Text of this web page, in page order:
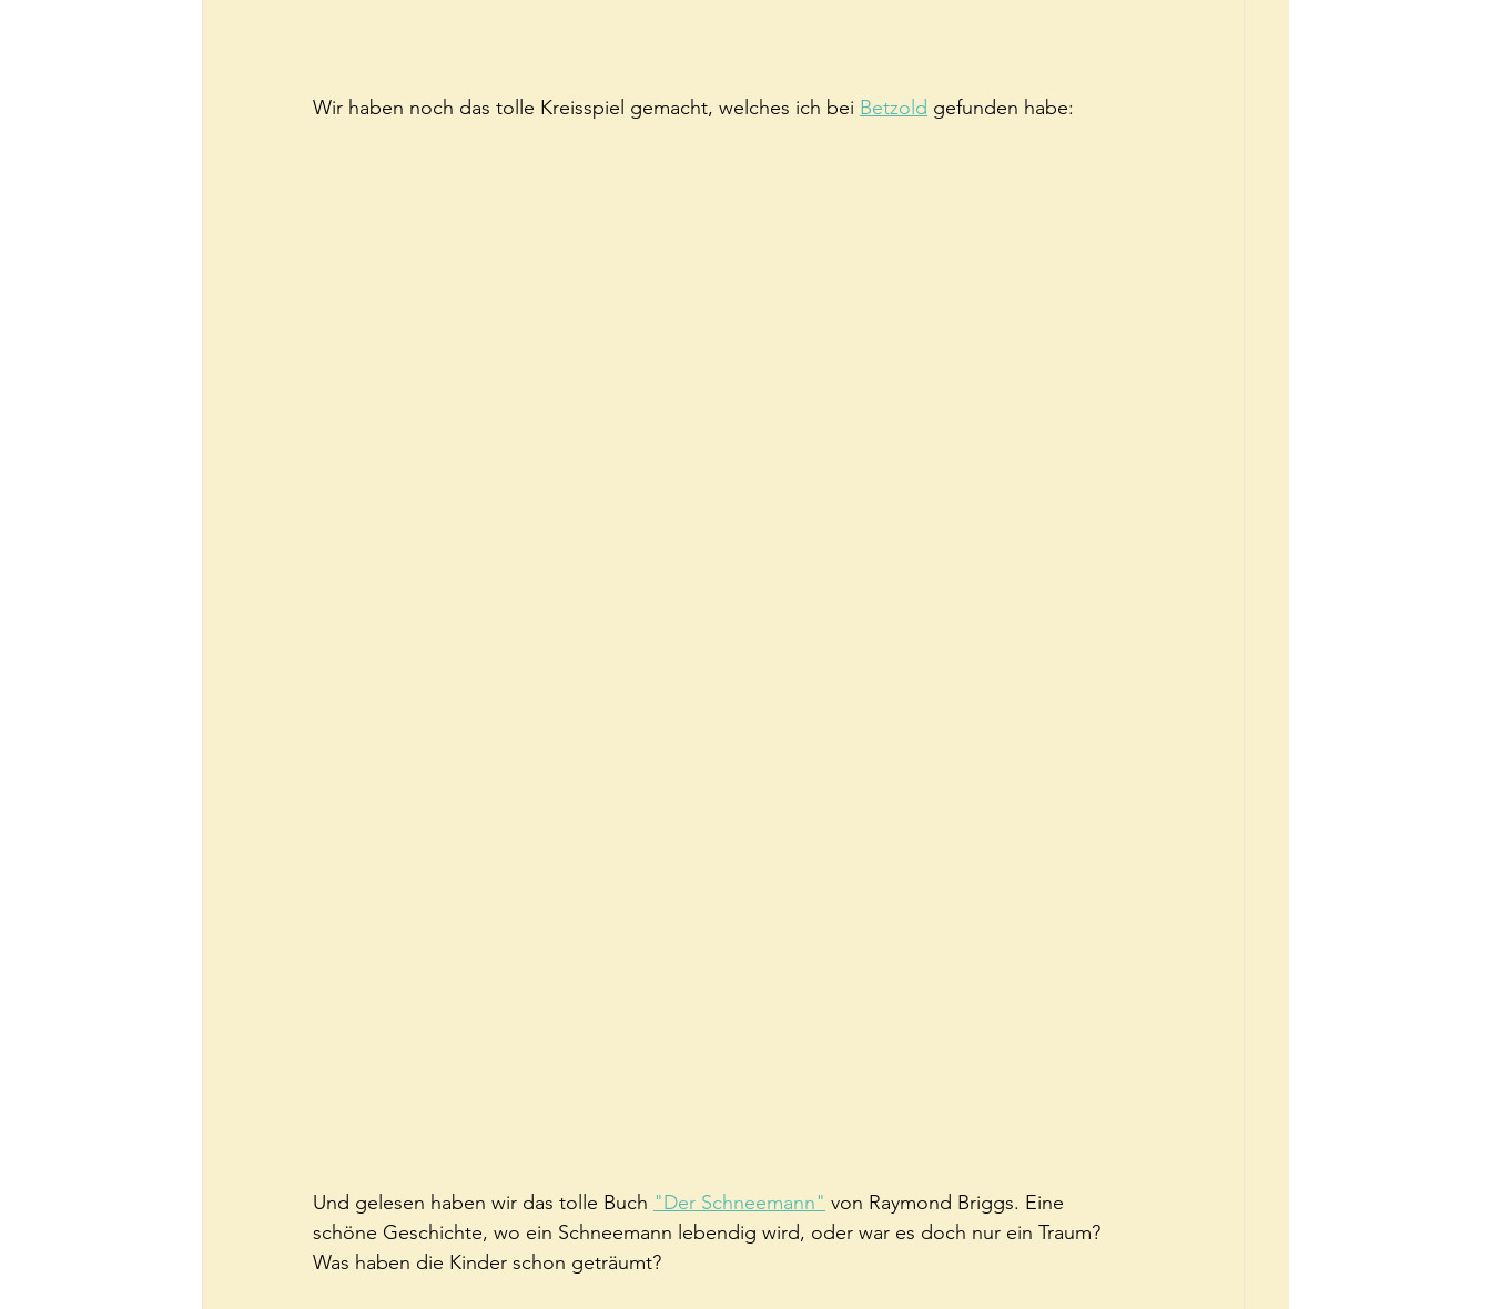
Wir haben noch das tolle Kreisspiel gemacht, welches ich bei Betzold gefunden habe:
Und gelesen haben wir das tolle Buch "Der Schneemann" von Raymond Briggs. Eine
schöne Geschichte, wo ein Schneemann lebendig wird, oder war es doch nur ein Traum?
Was haben die Kinder schon geträumt?